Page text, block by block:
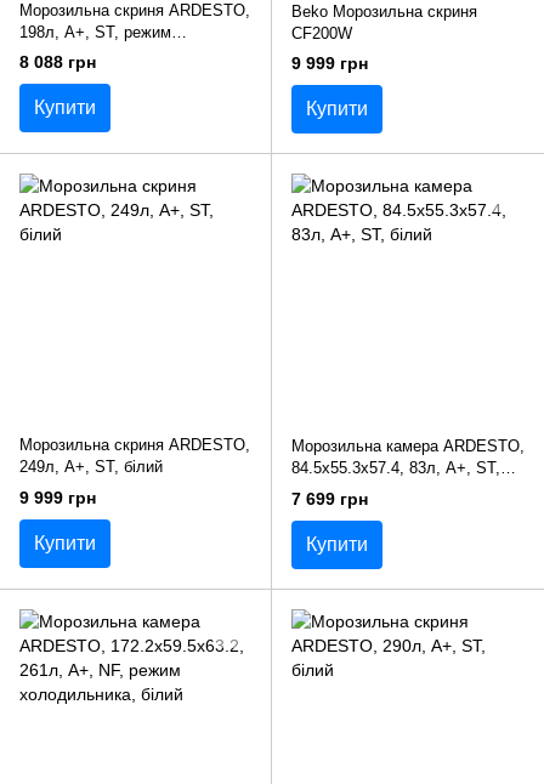
Морозильна скриня ARDESTO,
198л, А+, ST, режим
холодильника, білий
8 088 грн
Купити
Beko Морозильна скриня
CF200W
9 999 грн
Купити
Морозильна скриня ARDESTO,
249л, А+, ST, білий
9 999 грн
Купити
Морозильна камера ARDESTO,
84.5x55.3х57.4, 83л, А+, ST,
білий
7 699 грн
Купити